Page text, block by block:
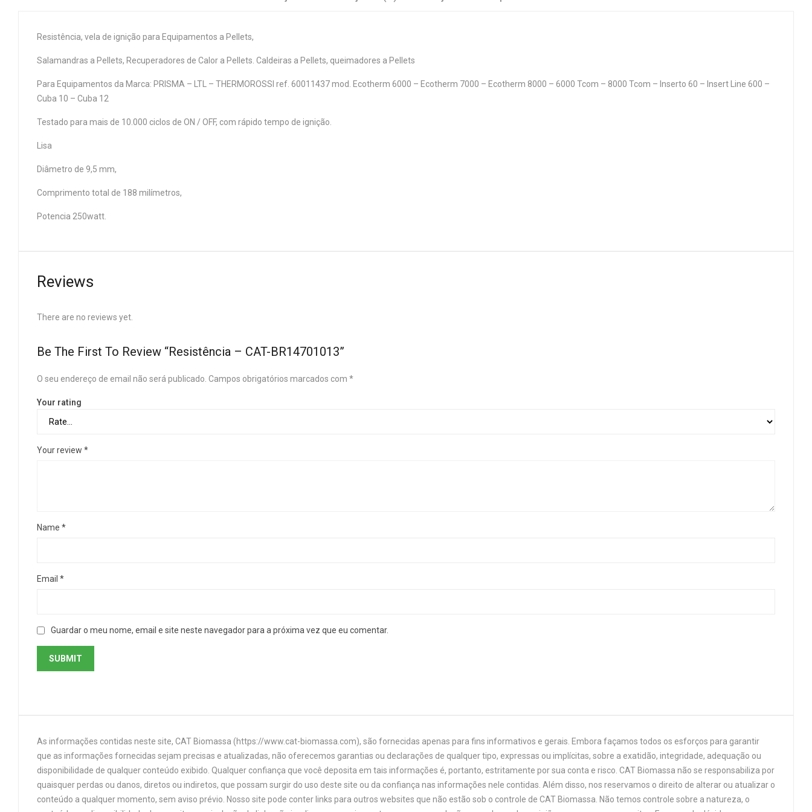
Resistência, vela de ignição para Equipamentos a Pellets,
Salamandras a Pellets, Recuperadores de Calor a Pellets. Caldeiras a Pellets, queimadores a Pellets
Para Equipamentos da Marca: PRISMA – LTL – THERMOROSSI ref. 60011437 mod. Ecotherm 6000 – Ecotherm 7000 – Ecotherm 8000 – 6000 Tcom – 8000 Tcom – Inserto 60 – Insert Line 600 –
Cuba 10 – Cuba 12
Testado para mais de 10.000 ciclos de ON / OFF, com rápido tempo de ignição.
Lisa
Diâmetro de 9,5 mm,
Comprimento total de 188 milímetros,
Potencia 250watt.
Reviews
There are no reviews yet.
Be The First To Review “Resistência – CAT-BR14701013”
O seu endereço de email não será publicado. Campos obrigatórios marcados com *
Your rating
Your review *
Name *
Email *
Guardar o meu nome, email e site neste navegador para a próxima vez que eu comentar.
As informações contidas neste site, CAT Biomassa (https://www.cat-biomassa.com), são fornecidas apenas para fins informativos e gerais. Embora façamos todos os esforços para garantir
que as informações fornecidas sejam precisas e atualizadas, não oferecemos garantias ou declarações de qualquer tipo, expressas ou implícitas, sobre a exatidão, integridade, adequação ou
disponibilidade de qualquer conteúdo exibido. Qualquer confiança que você deposita em tais informações é, portanto, estritamente por sua conta e risco. CAT Biomassa não se responsabiliza por
quaisquer perdas ou danos, diretos ou indiretos, que possam surgir do uso deste site ou da confiança nas informações nele contidas. Além disso, nos reservamos o direito de alterar ou atualizar o
conteúdo a qualquer momento, sem aviso prévio. Nosso site pode conter links para outros websites que não estão sob o controle de CAT Biomassa. Não temos controle sobre a natureza, o